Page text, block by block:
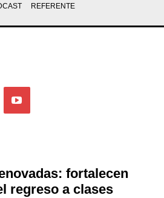
REFERENTE
fortalecen
regreso a clases